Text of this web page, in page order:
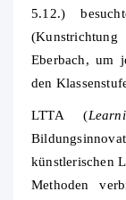
5.12.)
Eberbach, um
den
LTTA (
künstlerischen
Methoden